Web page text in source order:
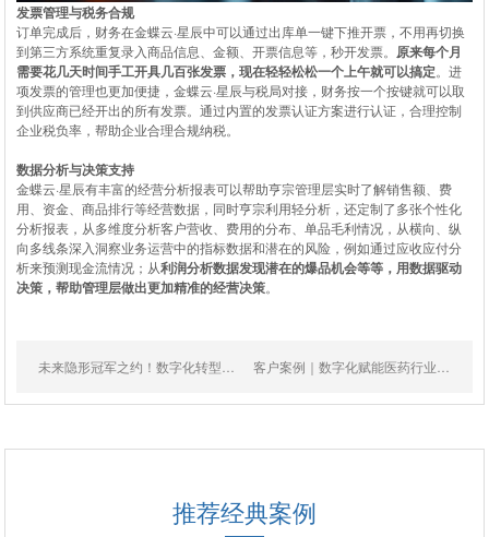
发票管理与税务合规
订单完成后，财务在金蝶云·星辰中可以通过出库单一键下推开票，不用再切换
到第三方系统重复录入商品信息、金额、开票信息等，秒开发票。 原来每个月
需要花几天时间手工开具几百张发票，现在轻轻松松一个上午就可以搞定。进
项发票的管理也更加便捷，金蝶云·星辰与税局对接，财务按一个按键就可以取
到供应商已经开出的所有发票。通过内置的发票认证方案进行认证，合理控制
企业税负率，帮助企业合理合规纳税。
数据分析与决策支持
金蝶云·星辰有丰富的经营分析报表可以帮助亨宗管理层实时了解销售额、费
用、资金、商品排行等经营数据，同时亨宗利用轻分析，还定制了多张个性化
分析报表，从多维度分析客户营收、费用的分布、单品毛利情况，从横向、纵
向多线条深入洞察业务运营中的指标数据和潜在的风险，例如通过应收应付分
析来预测现金流情况；从利润分析数据发现潜在的爆品机会等等，用数据驱动
决策，帮助管理层做出更加精准的经营决策。
推荐经典案例